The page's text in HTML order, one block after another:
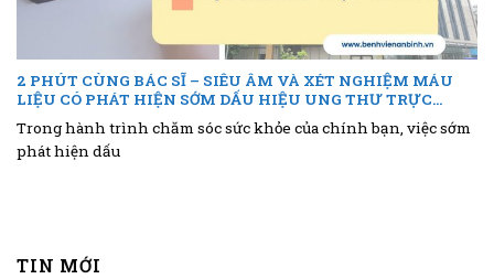
2 PHÚT CÙNG BÁC SĨ – SIÊU ÂM VÀ XÉT NGHIỆM MÁU
LIỆU CÓ PHÁT HIỆN SỚM DẤU HIỆU UNG THƯ TRỰC
TRÀNG?
Trong hành trình chăm sóc sức khỏe của chính bạn, việc sớm
phát hiện dấu
TIN MỚI